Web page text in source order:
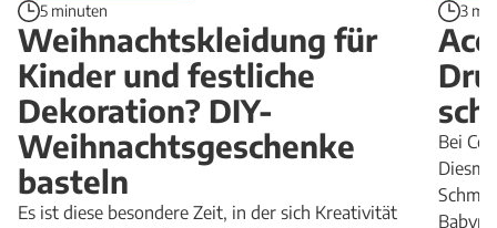
5 minuten
Weihnachtskleidung für
Kinder und festliche
Dekoration? DIY-
Weihnachtsgeschenke
basteln
Es ist diese besondere Zeit, in der sich Kreativität
3
Bei